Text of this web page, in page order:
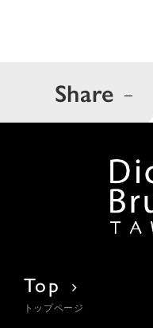
Share
Top
トップページ